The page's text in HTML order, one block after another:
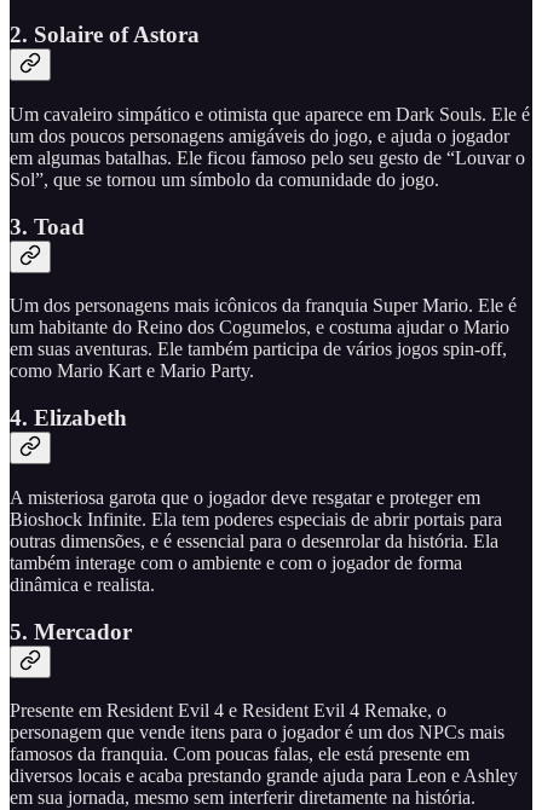
2. Solaire of Astora
Um cavaleiro simpático e otimista que aparece em Dark Souls. Ele é
um dos poucos personagens amigáveis do jogo, e ajuda o jogador
em algumas batalhas. Ele ficou famoso pelo seu gesto de “Louvar o
Sol”, que se tornou um símbolo da comunidade do jogo.
3. Toad
Um dos personagens mais icônicos da franquia Super Mario. Ele é
um habitante do Reino dos Cogumelos, e costuma ajudar o Mario
em suas aventuras. Ele também participa de vários jogos spin-off,
como Mario Kart e Mario Party.
4. Elizabeth
A misteriosa garota que o jogador deve resgatar e proteger em
Bioshock Infinite. Ela tem poderes especiais de abrir portais para
outras dimensões, e é essencial para o desenrolar da história. Ela
também interage com o ambiente e com o jogador de forma
dinâmica e realista.
5. Mercador
Presente em Resident Evil 4 e Resident Evil 4 Remake, o
personagem que vende itens para o jogador é um dos NPCs mais
famosos da franquia. Com poucas falas, ele está presente em
diversos locais e acaba prestando grande ajuda para Leon e Ashley
em sua jornada, mesmo sem interferir diretamente na história.